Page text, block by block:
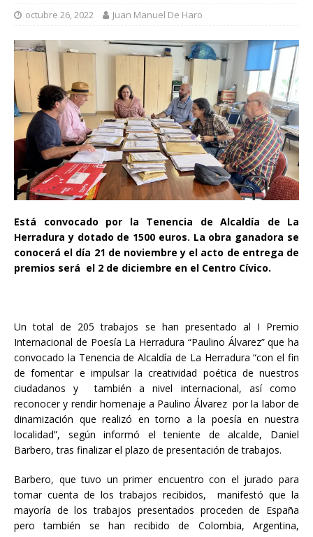
octubre 26, 2022 Juan Manuel De Haro
Está convocado por la Tenencia de Alcaldía de La
Herradura y dotado de 1500 euros. La obra ganadora se
conocerá el día 21 de noviembre y el acto de entrega de
premios será el 2 de diciembre en el Centro Cívico.
Un total de 205 trabajos se han presentado al I Premio
Internacional de Poesía La Herradura “Paulino Álvarez” que ha
convocado la Tenencia de Alcaldía de La Herradura “con el fin
de fomentar e impulsar la creatividad poética de nuestros
ciudadanos y también a nivel internacional, así como
reconocer y rendir homenaje a Paulino Álvarez por la labor de
dinamización que realizó en torno a la poesía en nuestra
localidad”, según informó el teniente de alcalde, Daniel
Barbero, tras finalizar el plazo de presentación de trabajos.
Barbero, que tuvo un primer encuentro con el jurado para
tomar cuenta de los trabajos recibidos, manifestó que la
mayoría de los trabajos presentados proceden de España
pero también se han recibido de Colombia, Argentina,